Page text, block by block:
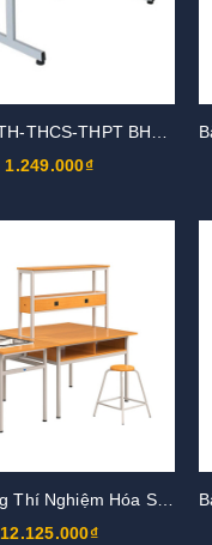
1.249.000₫
Bàn Phòng Thí Nghiệm Hóa Sinh BTN102
12.125.000₫